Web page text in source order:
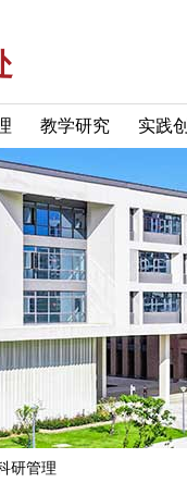
教学研究 实践
研管理